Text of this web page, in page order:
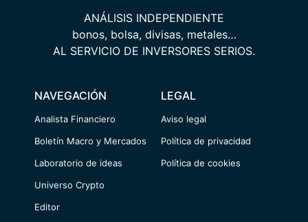
ANÁLISIS INDEPENDIENTE
bonos, bolsa, divisas, metales…
AL SERVICIO DE INVERSORES SERIOS.
NAVEGACIÓN
Analista Financiero
Boletín Macro y Mercados
Laboratorio de ideas
Universo Crypto
Editor
LEGAL
Aviso legal
Política de privacidad
Política de cookies